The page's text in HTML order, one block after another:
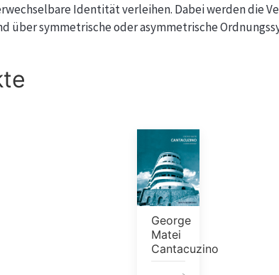
Identität verleihen. Dabei werden die
über symmetrische oder asymmetrische
George
Matei
Cantacuzino